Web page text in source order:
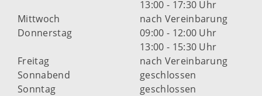
13:00 - 17:30 Uhr
Mittwoch
nach Vereinbarung
Donnerstag
09:00 - 12:00 Uhr
13:00 - 15:30 Uhr
Freitag
nach Vereinbarung
Sonnabend
geschlossen
Sonntag
geschlossen